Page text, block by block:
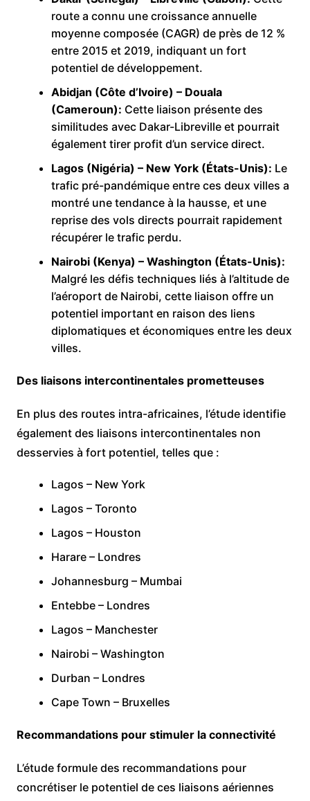
route a connu une croissance annuelle
moyenne composée (CAGR) de près de 12 %
entre 2015 et 2019, indiquant un fort
potentiel de développement.
Abidjan (Côte d’Ivoire) – Douala
(Cameroun): Cette liaison présente des
similitudes avec Dakar-Libreville et pourrait
également tirer profit d’un service direct.
Lagos (Nigéria) – New York (États-Unis): Le
trafic pré-pandémique entre ces deux villes a
montré une tendance à la hausse, et une
reprise des vols directs pourrait rapidement
récupérer le trafic perdu.
Nairobi (Kenya) – Washington (États-Unis):
Malgré les défis techniques liés à l’altitude de
l’aéroport de Nairobi, cette liaison offre un
potentiel important en raison des liens
diplomatiques et économiques entre les deux
villes.
Des liaisons intercontinentales prometteuses
En plus des routes intra-africaines, l’étude identifie
également des liaisons intercontinentales non
desservies à fort potentiel, telles que :
Lagos – New York
Lagos – Toronto
Lagos – Houston
Harare – Londres
Johannesburg – Mumbai
Entebbe – Londres
Lagos – Manchester
Nairobi – Washington
Durban – Londres
Cape Town – Bruxelles
Recommandations pour stimuler la connectivité
L’étude formule des recommandations pour
concrétiser le potentiel de ces liaisons aériennes